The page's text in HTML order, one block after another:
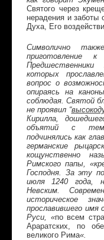
Святого через
нерадения и
Духа, Его
Символично
приготовление
которых
вопрос о
опираясь на
соблюдая. Святой
не проявил “
Кирилла,
объятий с тем,
подчинялись как
германские
кощунственно
Римского папы,
Господня. За эту
июля 1240 года,
Невским.
историческое
прославившего имя
Руси, «по всем
Араратских, по
великого Рима«.